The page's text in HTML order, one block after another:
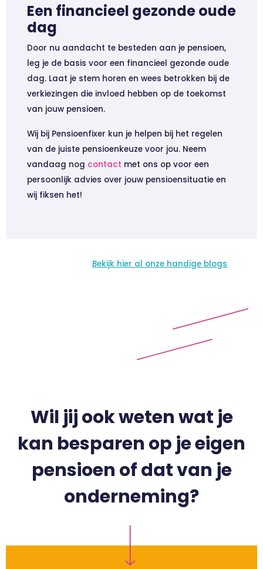
Een financieel gezonde oude
dag
Door nu aandacht te besteden aan je pensioen,
leg je de basis voor een financieel gezonde oude
dag. Laat je stem horen en wees betrokken bij de
verkiezingen die invloed hebben op de toekomst
van jouw pensioen.
Wij bij Pensioenfixer kun je helpen bij het regelen
van de juiste pensioenkeuze voor jou. Neem
vandaag nog contact met ons op voor een
persoonlijk advies over jouw pensioensituatie en
wij fiksen het!
Bekijk hier al onze handige blogs
Wil jij ook weten wat je
kan besparen op je eigen
pensioen of dat van je
onderneming?